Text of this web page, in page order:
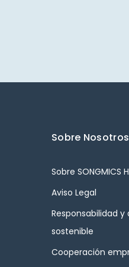
Sobre Nosotros
Sobre SONGMICS
Aviso Legal
Responsabilidad y
sostenible
Cooperación